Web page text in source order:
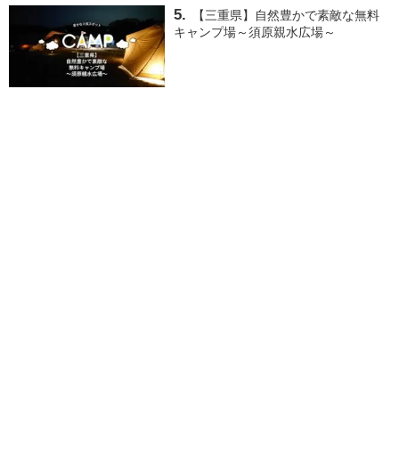
【三重県】自然豊かで素敵な無料
キャンプ場～須原親水広場～